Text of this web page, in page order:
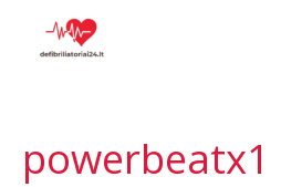
turinio
powerbeatx1